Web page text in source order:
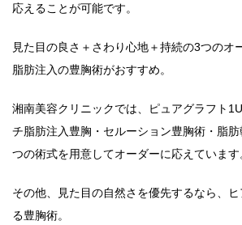
応えることが可能です。
見た目の良さ＋さわり心地＋持続の3つのオ
脂肪注入の豊胸術がおすすめ。
湘南美容クリニックでは、ピュアグラフト
チ脂肪注入豊胸・セルーション豊胸術・脂
つの術式を用意してオーダーに応えています
その他、見た目の自然さを優先するなら、
る豊胸術。